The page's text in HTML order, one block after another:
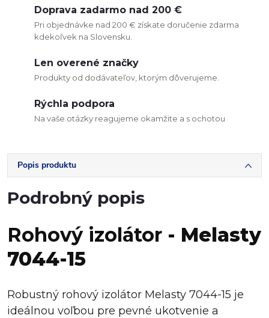
Doprava zadarmo nad 200 €
Pri objednávke nad 200 € získate doručenie zdarma
kdekoľvek na Slovensku.
Len overené značky
Produkty od dodávateľov, ktorým dôverujeme.
Rýchla podpora
Na vaše otázky reagujeme okamžite a s ochotou
Popis produktu
Podrobný popis
Rohový izolátor - Melasty
7044-15
Robustný rohový izolátor Melasty 7044-15 je
ideálnou voľbou pre pevné ukotvenie a